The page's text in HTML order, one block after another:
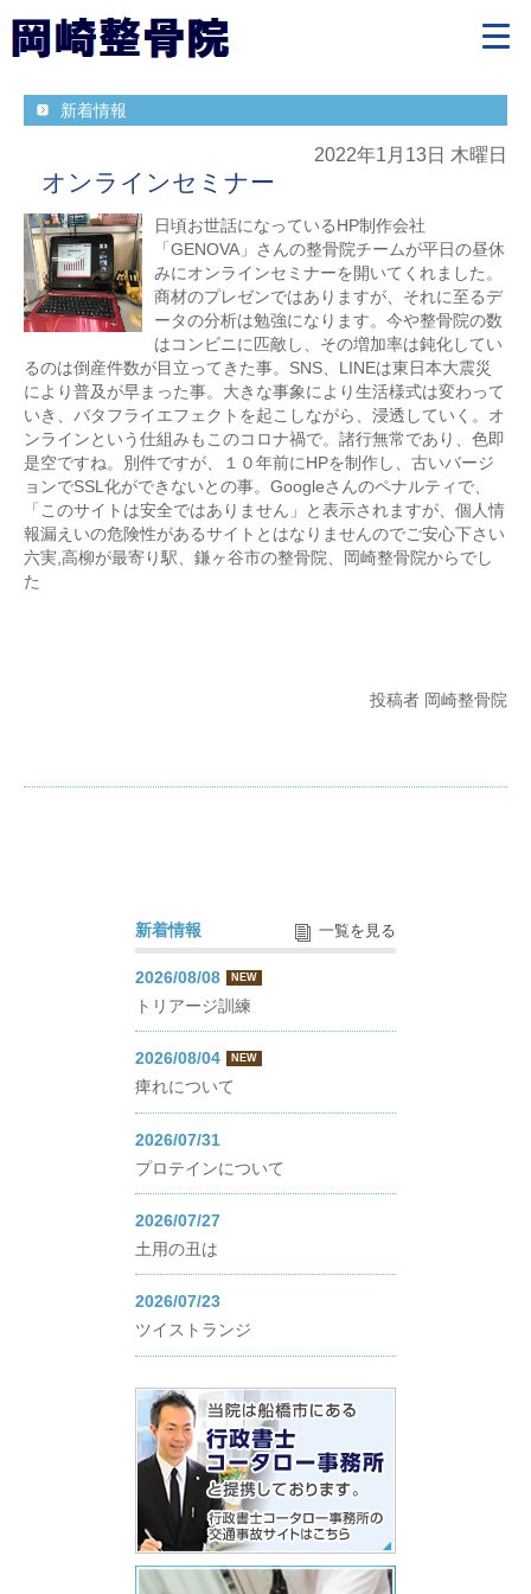
新着情報
2022年1月13日 木曜日
オンラインセミナー
日頃お世話になっているHP制作会社
「GENOVA」さんの整骨院チームが平日の昼休
みにオンラインセミナーを開いてくれました。
商材のプレゼンではありますが、それに至るデ
ータの分析は勉強になります。今や整骨院の数
はコンビニに匹敵し、その増加率は鈍化してい
るのは倒産件数が目立ってきた事。SNS、LINEは東日本大震災
により普及が早まった事。大きな事象により生活様式は変わって
いき、バタフライエフェクトを起こしながら、浸透していく。オ
ンラインという仕組みもこのコロナ禍で。諸行無常であり、色即
是空ですね。別件ですが、１０年前にHPを制作し、古いバージ
ョンでSSL化ができないとの事。Googleさんのペナルティで、
「このサイトは安全ではありません」と表示されますが、個人情
報漏えいの危険性があるサイトとはなりませんのでご安心下さい
六実,高柳が最寄り駅、鎌ヶ谷市の整骨院、岡崎整骨院からでし
た
投稿者 岡崎整骨院
新着情報 一覧を見る
2026/08/08 NEW
トリアージ訓練
2026/08/04 NEW
痺れについて
2026/07/31
プロテインについて
2026/07/27
土用の丑は
2026/07/23
ツイストランジ